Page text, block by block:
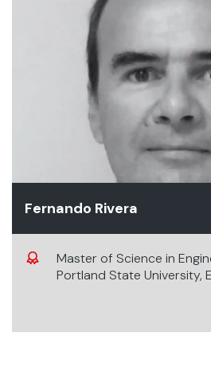
Fernando Rivera
Master of Science in
Portland State University,